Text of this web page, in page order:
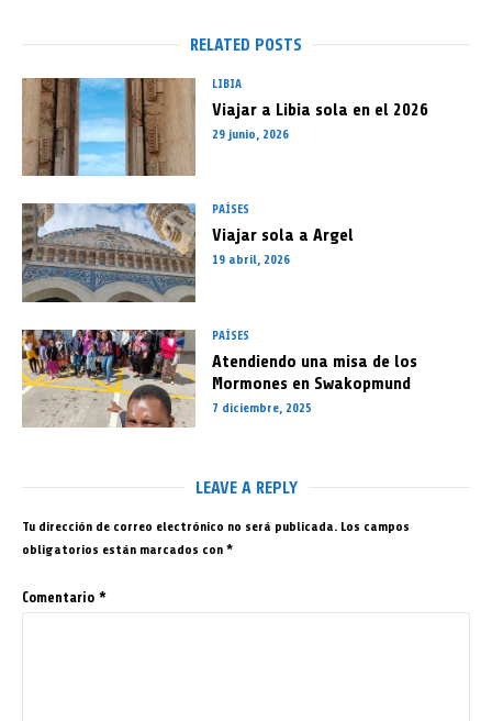
RELATED POSTS
LIBIA
Viajar a Libia sola en el 2026
29 junio, 2026
PAÍSES
Viajar sola a Argel
19 abril, 2026
PAÍSES
Atendiendo una misa de los
Mormones en Swakopmund
7 diciembre, 2025
LEAVE A REPLY
Tu dirección de correo electrónico no será publicada. Los campos
obligatorios están marcados con *
Comentario *